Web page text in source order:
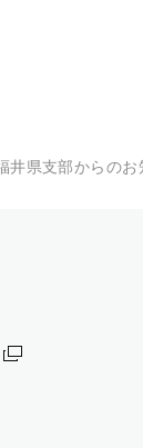
井県支部からのお